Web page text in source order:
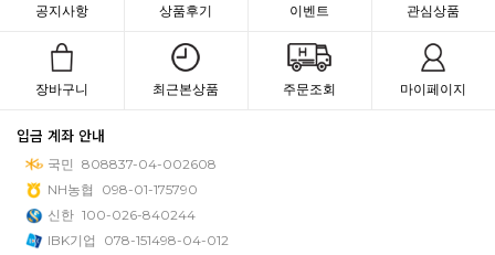
공지사항 상품후기 이벤트 관심상품
장바구니 최근본상품 주문조회 마이페이지
입금 계좌 안내
국민 808837-04-002608
NH농협
098-01-175790
신한 100-026-840244
IBK기업
078-151498-04-012